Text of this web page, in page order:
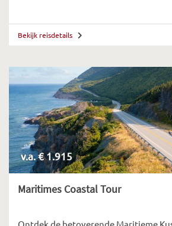
Bekijk reisdetails
v.a. € 1.915
Maritimes Coastal Tour